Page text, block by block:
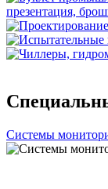
Системы